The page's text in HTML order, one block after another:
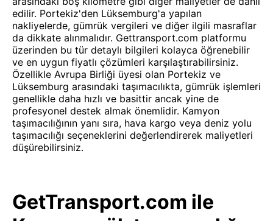
edilir. Portekiz'den Lüksemburg'a yapılan
nakliyelerde, gümrük vergileri ve diğer ilgili masraflar
da dikkate alınmalıdır. Gettransport.com platformu
üzerinden bu tür detaylı bilgileri kolayca öğrenebilir
ve en uygun fiyatlı çözümleri karşılaştırabilirsiniz.
Özellikle Avrupa Birliği üyesi olan Portekiz ve
Lüksemburg arasındaki taşımacılıkta, gümrük işlemleri
genellikle daha hızlı ve basittir ancak yine de
profesyonel destek almak önemlidir. Kamyon
taşımacılığının yanı sıra, hava kargo veya deniz yolu
taşımacılığı seçeneklerini değerlendirerek maliyetleri
düşürebilirsiniz.
GetTransport.com ile